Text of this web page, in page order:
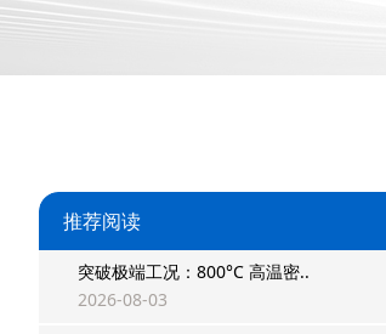
推荐阅读
突破极端工况：800°C 高温密..
2026-08-03